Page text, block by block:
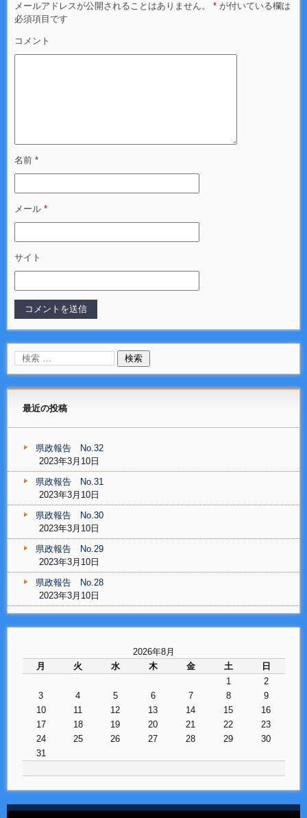
メールアドレスが公開されることはありません。 * が付いている欄は
必須項目です
コメント
名前 *
メール *
サイト
最近の投稿
県政報告 No.32
2023年3月10日
県政報告 No.31
2023年3月10日
県政報告 No.30
2023年3月10日
県政報告 No.29
2023年3月10日
県政報告 No.28
2023年3月10日
2026年8月
月
火 水 木 金 土
日
1
2
3
4 5 6 7 8
9
10
11 12 13 14 15
16
17
18 19 20 21 22
23
24
25 26 27 28 29
30
31